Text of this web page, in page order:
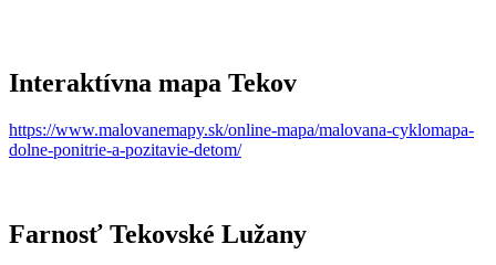
Interaktívna mapa Tekov
https://www.malovanemapy.sk/online-mapa/malovana-cyklomapa-
dolne-ponitrie-a-pozitavie-detom/
Farnosť Tekovské Lužany